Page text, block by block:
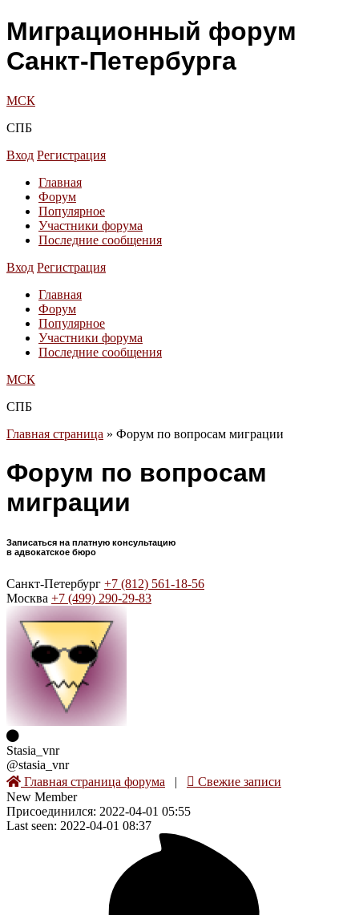
Миграционный форум
Санкт-Петербурга
МСК
СПБ
Вход Регистрация
Главная
Форум
Популярное
Участники форума
Последние сообщения
Вход Регистрация
Главная
Форум
Популярное
Участники форума
Последние сообщения
МСК
СПБ
Главная страница » Форум по вопросам миграции
Форум по вопросам
миграции
Записаться на платную консультацию
в адвокатское бюро
Санкт-Петербург +7 (812) 561-18-56
Москва +7 (499) 290-29-83
Stasia_vnr
@stasia_vnr
Главная страница форума |
Свежие записи
New Member
Присоединился: 2022-04-01 05:55
Last seen: 2022-04-01 08:37